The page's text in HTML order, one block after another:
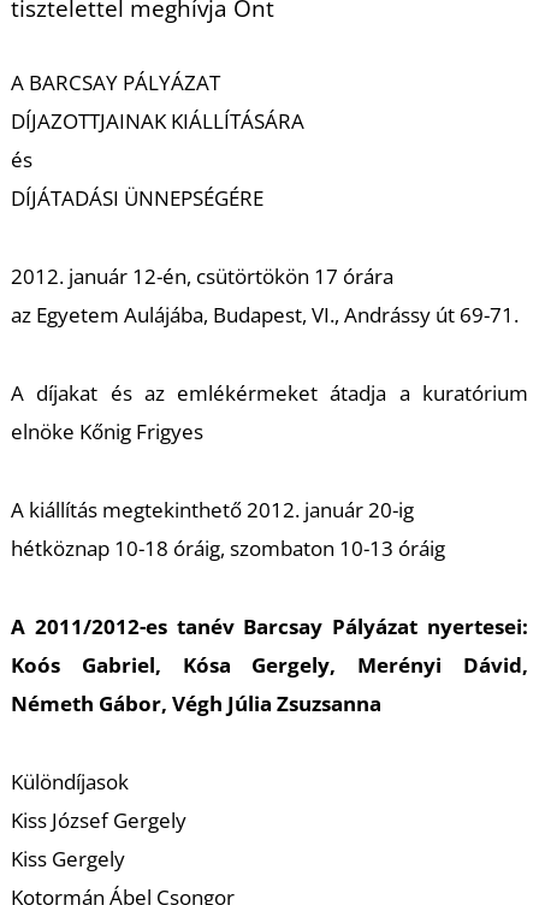
tisztelettel meghívja Önt
A BARCSAY PÁLYÁZAT
DÍJAZOTTJAINAK KIÁLLÍTÁSÁRA
és
DÍJÁTADÁSI ÜNNEPSÉGÉRE
2012. január 12-én, csütörtökön 17 órára
az Egyetem Aulájába, Budapest, VI., Andrássy út 69-71.
A díjakat és az emlékérmeket átadja a kuratórium
elnöke Kőnig Frigyes
A kiállítás megtekinthető 2012. január 20-ig
hétköznap 10-18 óráig, szombaton 10-13 óráig
A 2011/2012-es tanév Barcsay Pályázat nyertesei:
Koós Gabriel, Kósa Gergely, Merényi Dávid,
Németh Gábor, Végh Júlia Zsuzsanna
Különdíjasok
Kiss József Gergely
Kiss Gergely
Kotormán Ábel Csongor